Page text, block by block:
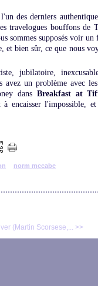
des derniers
travelogues bouffons de
sommes supposés voir
et bien sûr, ce que nous
jubilatoire,
un problème avec
dans Breakfast at
encaisser l'impossible,
norm mccabe
(Martin Scorsese,... >>